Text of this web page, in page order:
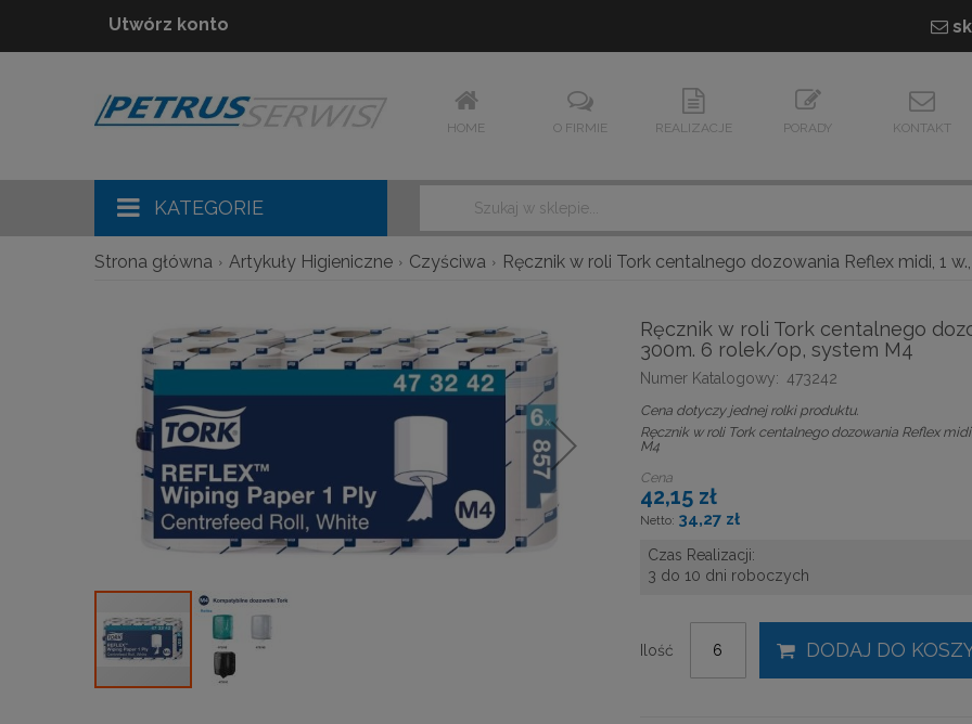
Utwórz konto
HOME O FIRMIE REALIZACJE PORADY KONTAKT
KATEGORIE
Strona główna Artykuły Higieniczne Czyściwa Ręcznik w roli Tork centalnego dozowania Reflex midi, 1
Ręcznik w roli Tork centalnego
300m. 6 rolek/op, system M4
Numer Katalogowy: 473242
Cena dotyczy jednej rolki produktu.
Ręcznik w roli Tork centalnego dozowania Reflex
M4
Cena
42,15 zł
34,27 zł
Czas Realizacji:
3 do 10 dni roboczych
Ilość DODAJ DO